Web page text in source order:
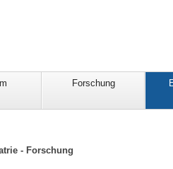
Forschung
- Forschung